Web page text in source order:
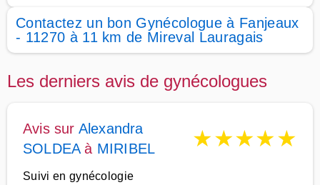
Contactez un bon Gynécologue à Fanjeaux
- 11270 à 11 km de Mireval Lauragais
Les derniers avis de gynécologues
Avis sur Alexandra
SOLDEAà MIRIBEL ★★★★★
Suivi en gynécologie